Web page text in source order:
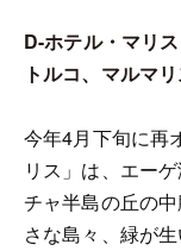
D-ホテル・マリ
トルコ、マルマ
今年4月下旬に再
リス」は、エー
チャ半島の丘の
さな島々、緑が